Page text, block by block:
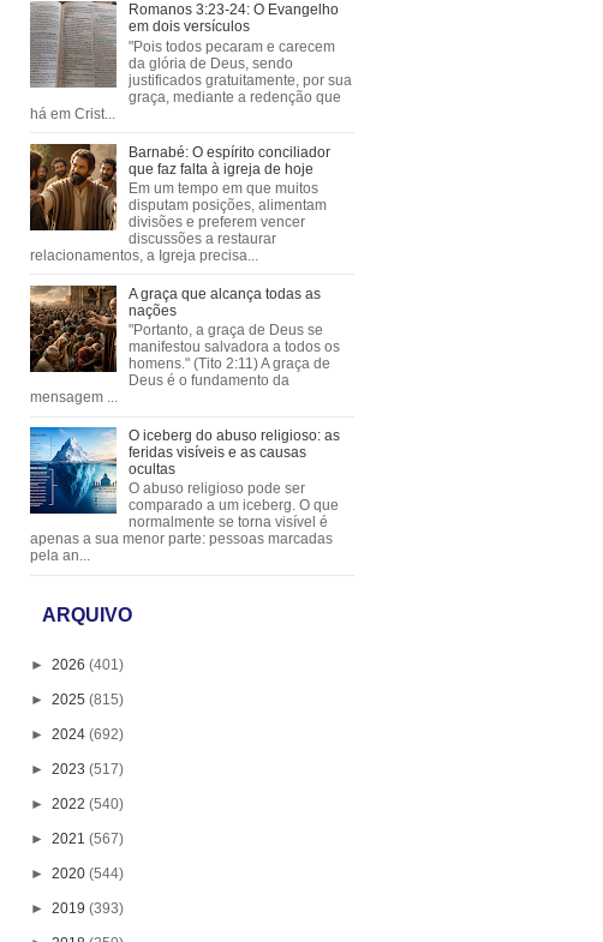
Romanos 3:23-24: O Evangelho
em dois versículos
"Pois todos pecaram e carecem
da glória de Deus, sendo
justificados gratuitamente, por sua
graça, mediante a redenção que
há em Crist...
Barnabé: O espírito conciliador
que faz falta à igreja de hoje
Em um tempo em que muitos
disputam posições, alimentam
divisões e preferem vencer
discussões a restaurar
relacionamentos, a Igreja precisa...
A graça que alcança todas as
nações
"Portanto, a graça de Deus se
manifestou salvadora a todos os
homens." (Tito 2:11) A graça de
Deus é o fundamento da
mensagem ...
O iceberg do abuso religioso: as
feridas visíveis e as causas
ocultas
O abuso religioso pode ser
comparado a um iceberg. O que
normalmente se torna visível é
apenas a sua menor parte: pessoas marcadas
pela an...
ARQUIVO
► 2026 (401)
► 2025 (815)
► 2024 (692)
► 2023 (517)
► 2022 (540)
► 2021 (567)
► 2020 (544)
► 2019 (393)